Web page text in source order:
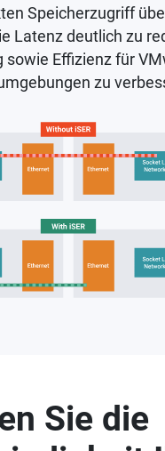
Speicherzugriff
Latenz deutlich zu
sowie Effizienz für
zu
Sie die